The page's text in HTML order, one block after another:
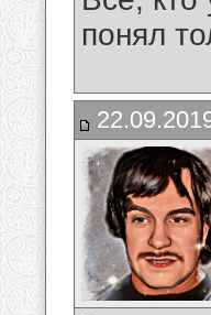
понял